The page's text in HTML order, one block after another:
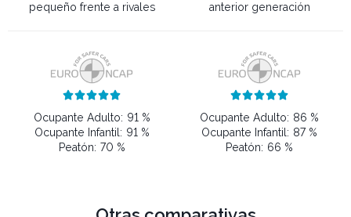
pequeño frente a rivales

Ocupante Adulto: 91 %
Ocupante Infantil: 91 %
Peatón: 70 %
anterior generación

Ocupante Adulto: 86 %
Ocupante Infantil: 87 %
Peatón: 66 %